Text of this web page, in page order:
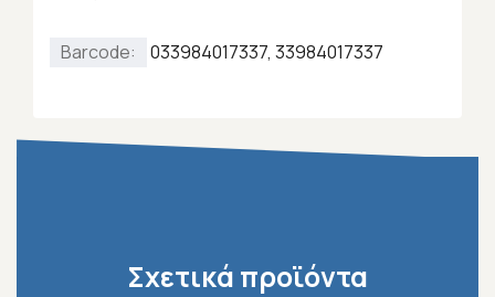
Barcode: 033984017337, 33984017337
Σχετικά προϊόντα